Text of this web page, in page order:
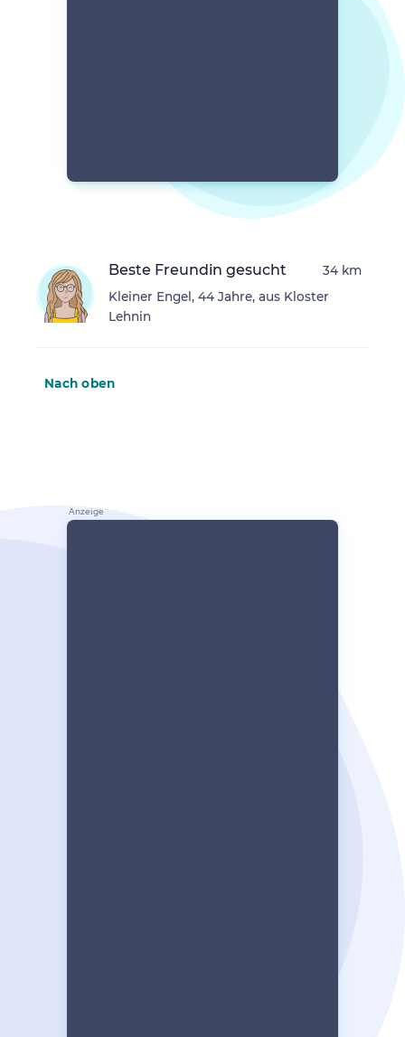
Beste Freundin gesucht
Kleiner Engel, 44 Jahre, aus Kloster
Lehnin
34 km
Nach oben